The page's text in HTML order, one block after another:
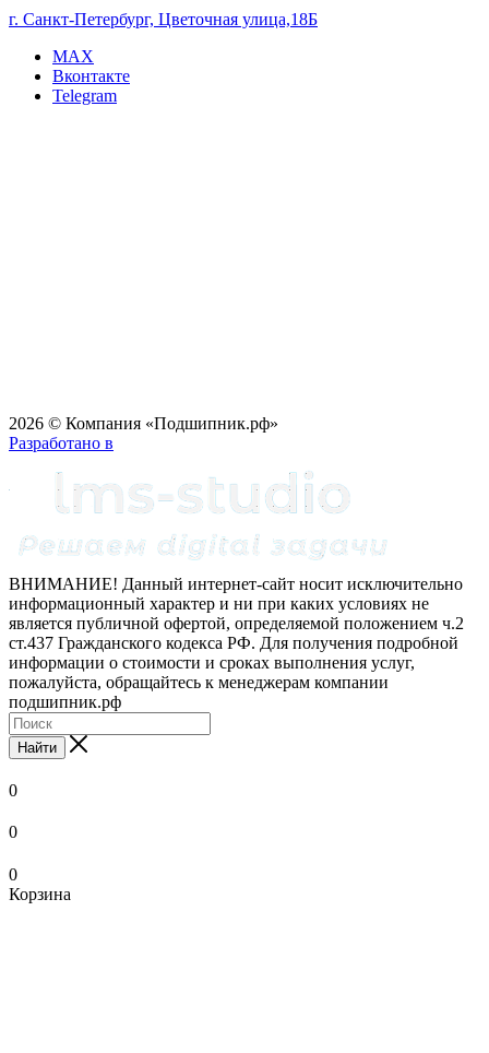
г. Санкт-Петербург, Цветочная улица,18Б
MAX
Вконтакте
Telegram
2026 © Компания «Подшипник.рф»
Разработано в
ВНИМАНИЕ! Данный интернет-сайт носит исключительно
информационный характер и ни при каких условиях не
является публичной офертой, определяемой положением ч.2
ст.437 Гражданского кодекса РФ. Для получения подробной
информации о стоимости и сроках выполнения услуг,
пожалуйста, обращайтесь к менеджерам компании
подшипник.рф
Найти
0
0
0
Корзина